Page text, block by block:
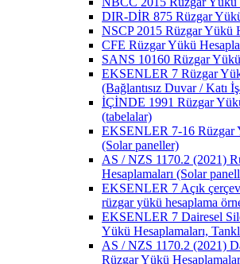
DIR-DİR 875 Rüzgar
NSCP 2015 Rüzgar Yükü
CFE Rüzgar Yükü
SANS 10160 Rüzgar
EKSENLER 7 Rüzgar
(Bağlantısız Duvar / Katı
İÇİNDE 1991 Rüzgar
(tabelalar)
EKSENLER 7-16 Rüzgar
(Solar paneller)
AS / NZS 1170.2 (2021)
Hesaplamaları (Solar
EKSENLER 7 Açık
rüzgar yükü hesaplama
EKSENLER 7 Dairesel
Yükü Hesaplamaları,
AS / NZS 1170.2 (2021)
Rüzgar Yükü